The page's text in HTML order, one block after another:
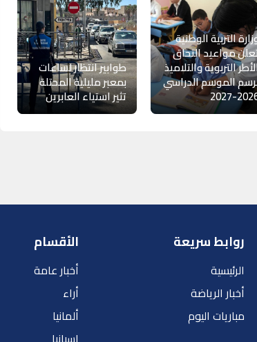
التربية الوطنية
مواعيد التحاق
التربوية والتلاميذ
الموسم الدراسي
2026-
طوابير انتظار لساعات
بمعبر مليلية المحتلة
تثير استياء العابرين
روابط سريعة
الرئيسية
أخبار الرياضة
مباريات اليوم
الأقسام
أخبار عامة
أراء
ألمانيا